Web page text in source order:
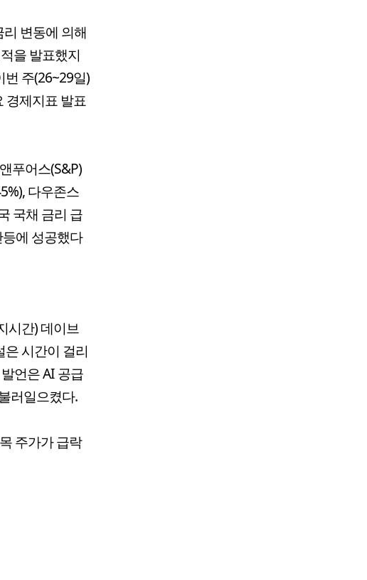
변동에 의해
을 발표했지
번 주(26~29일)
경제지표 발표
푸어스(S&P)
다우존스
국채 금리 급
에 성공했다
시간) 데이브
은 시간이 걸리
언은 AI 공급
러일으켰다.
주가가 급락